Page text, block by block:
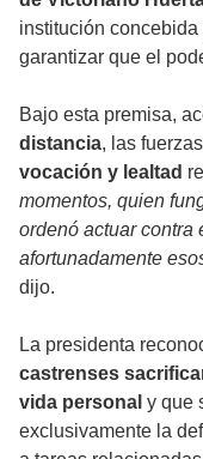
institución concebida
garantizar que el
Bajo esta premisa,
distancia, las
vocación y lealtad
momentos, quien
ordenó actuar contra
afortunadamente
dijo.
La presidenta
castrenses
vida personal y que
exclusivamente la